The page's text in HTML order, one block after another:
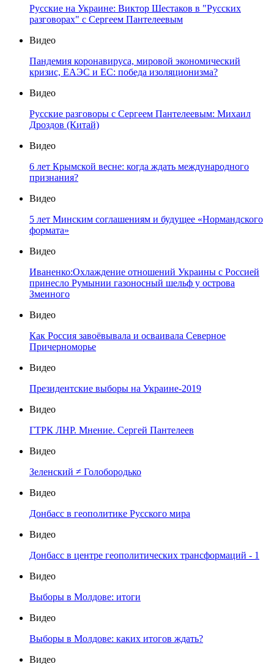
Русские на Украине: Виктор Шестаков в "Русских
разговорах" с Сергеем Пантелеевым
Видео
Пандемия коронавируса, мировой экономический
кризис, ЕАЭС и ЕС: победа изоляционизма?
Видео
Русские разговоры с Сергеем Пантелеевым: Михаил
Дроздов (Китай)
Видео
6 лет Крымской весне: когда ждать международного
признания?
Видео
5 лет Минским соглашениям и будущее «Нормандского
формата»
Видео
Иваненко:Охлаждение отношений Украины с Россией
принесло Румынии газоносный шельф у острова
Змеиного
Видео
Как Россия завоёвывала и осваивала Северное
Причерноморье
Видео
Президентские выборы на Украине-2019
Видео
ГТРК ЛНР. Мнение. Сергей Пантелеев
Видео
Зеленский ≠ Голобородько
Видео
Донбасс в геополитике Русского мира
Видео
Донбасс в центре геополитических трансформаций - 1
Видео
Выборы в Молдове: итоги
Видео
Выборы в Молдове: каких итогов ждать?
Видео